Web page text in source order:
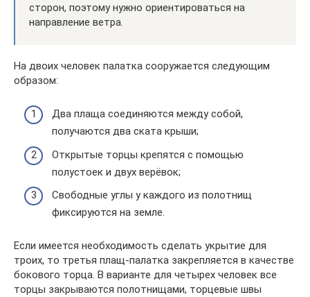
сторон, поэтому нужно ориентироваться на
направление ветра.
На двоих человек палатка сооружается следующим
образом:
Два плаща соединяются между собой,
получаются два ската крыши;
Открытые торцы крепятся с помощью
полустоек и двух верёвок;
Свободные углы у каждого из полотнищ
фиксируются на земле.
Если имеется необходимость сделать укрытие для
троих, то третья плащ-палатка закрепляется в качестве
бокового торца. В варианте для четырех человек все
торцы закрываются полотнищами, торцевые швы